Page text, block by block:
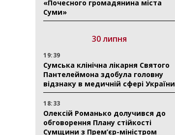
«Почесного громадянина міста
Суми»
30 липня
19:39
Сумська клінічна лікарня Святого
Пантелеймона здобула головну
відзнаку в медичній сфері України
18:33
Олексій Романько долучився до
обговорення Плану стійкості
Сумщини з Прем’єр-міністром